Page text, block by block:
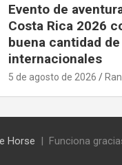
Evento de
Costa Rica 2026
buena cantidad
internacionales
5 de agosto de 2026
Horse Funciona